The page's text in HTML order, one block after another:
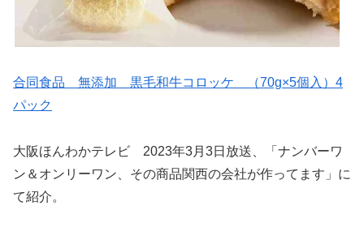
合同食品 無添加 黒毛和牛コロッケ （70g×5個入）4
パック
大阪ほんわかテレビ 2023年3月3日放送、「ナンバーワ
ン＆オンリーワン、その商品関西の会社が作ってます」に
て紹介。